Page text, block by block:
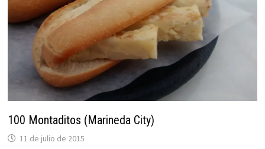
100 Montaditos (Marineda City)
11 de julio de 2015